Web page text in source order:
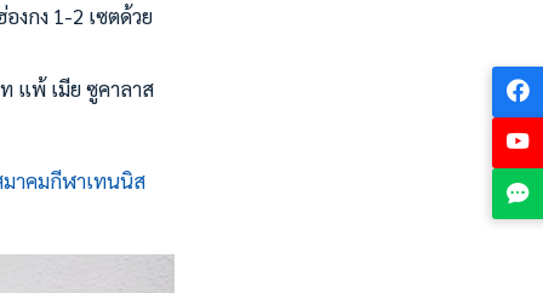
งกง 1-2 เซตด้วย
แพ้ เมีย ซูคาลาส
าคมกีฬาเทนนิส